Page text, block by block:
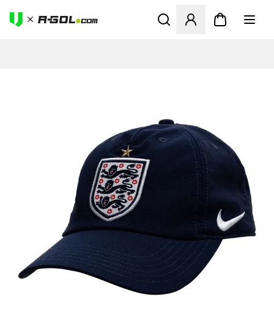
Odpre Modal za prijavo ali